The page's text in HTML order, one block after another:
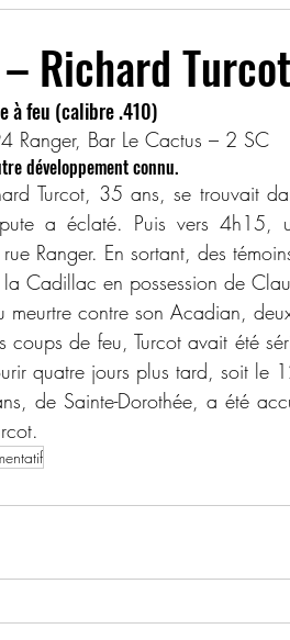
2020-2029
Richard
à feu (calibre .410)
Ranger, Bar Le Cactus – 2 SC
développement connu.
a éclaté. Puis vers 4h15,
Ranger. En sortant, des
Cadillac en possession de
meurtre contre son Acadian,
quatre jours plus tard, soit le